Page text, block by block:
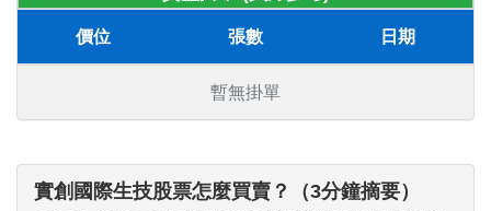
價位 張數 日期
暫無掛單
實創國際生技股票怎麼買賣？（3分鐘摘要）